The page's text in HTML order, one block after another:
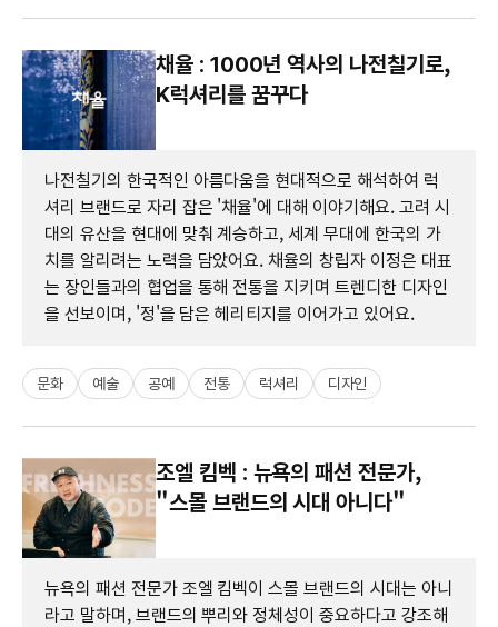
채율 : 1000년 역사의 나전칠기로,
K럭셔리를 꿈꾸다
나전칠기의 한국적인 아름다움을 현대적으로 해석하여 럭
셔리 브랜드로 자리 잡은 '채율'에 대해 이야기해요. 고려 시
대의 유산을 현대에 맞춰 계승하고, 세계 무대에 한국의 가
치를 알리려는 노력을 담았어요. 채율의 창립자 이정은 대표
는 장인들과의 협업을 통해 전통을 지키며 트렌디한 디자인
을 선보이며, '정'을 담은 헤리티지를 이어가고 있어요.
문화 예술 공예 전통 럭셔리 디자인
조엘 킴벡 : 뉴욕의 패션 전문가,
"스몰 브랜드의 시대 아니다"
뉴욕의 패션 전문가 조엘 킴벡이 스몰 브랜드의 시대는 아니
라고 말하며, 브랜드의 뿌리와 정체성이 중요하다고 강조해